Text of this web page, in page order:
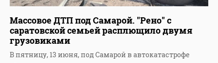
Массовое ДТП под Самарой. "Рено" с
саратовской семьей расплющило двумя
грузовиками
В пятницу, 13 июня, под Самарой в автокатастрофе